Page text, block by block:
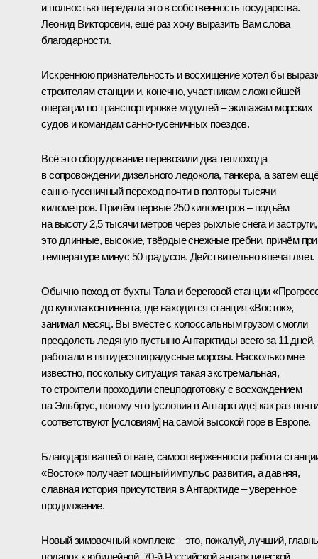
и полностью передала это в собственность государства.
Леонид Викторович, ещё раз хочу выразить Вам слова
благодарности.
Искреннюю признательность и восхищение хотел бы
строителям станции и, конечно, участникам сложнейшей
операции по транспортировке модулей – экипажам морских
судов и командам санно-гусеничных поездов.
Всё это оборудование перевозили два теплохода
в сопровождении дизельного ледокола, танкера, а затем
санно-гусеничный переход почти в полторы тысячи
километров. Причём первые 250 километров – подъём
на высоту 2,5 тысячи метров через рыхлые снега и заструги,
это длинные, высокие, твёрдые снежные гребни, причём при
температуре минус 50 градусов. Действительно впечатляет.
Обычно поход от бухты Тала и береговой станции
до купола континента, где находится станция «Восток»,
занимал месяц. Вы вместе с колоссальным грузом смогли
преодолеть ледяную пустыню Антарктиды всего за 11 дней,
работали в пятидесятиградусные морозы. Насколько мне
известно, поскольку ситуация такая экстремальная,
то строители проходили спецподготовку с восхождением
на Эльбрус, потому что [условия в Антарктиде] как раз почти
соответствуют [условиям] на самой высокой горе в Европе.
Благодаря вашей отваге, самоотверженности работа
«Восток» получает мощный импульс развития, а давняя,
славная история присутствия в Антарктиде – уверенное
продолжение.
Новый зимовочный комплекс – это, пожалуй, лучший,
подарок к юбилейной, 70-й Российской антарктической